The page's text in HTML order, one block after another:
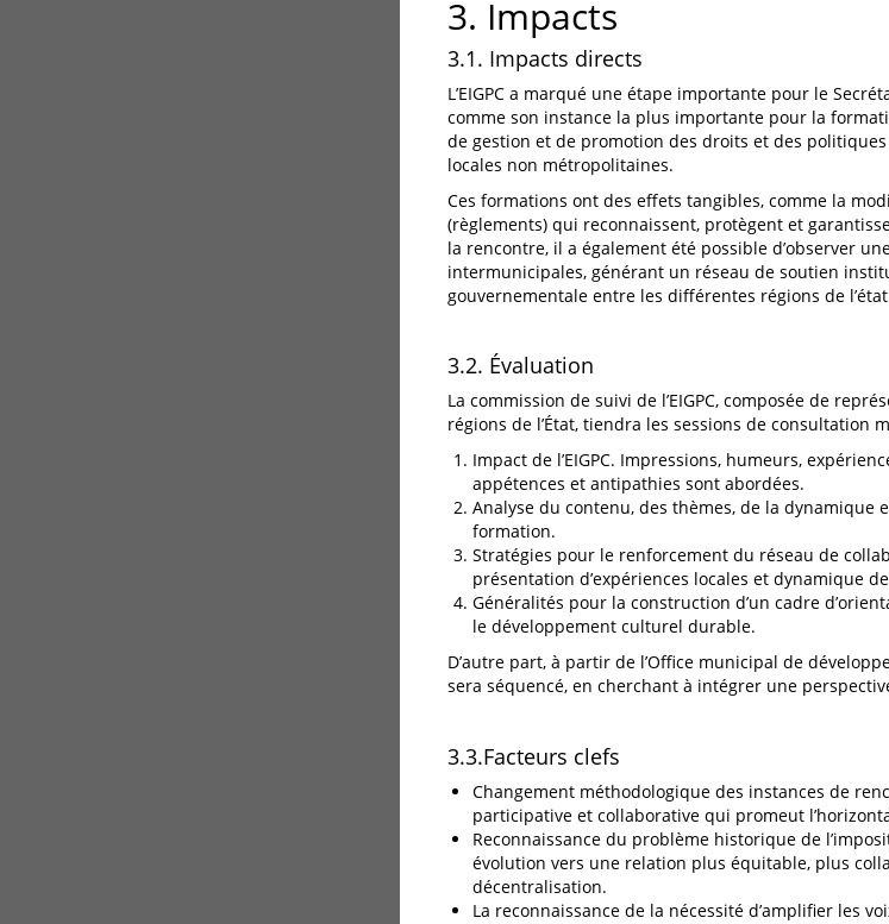
3. Impacts
3.1. Impacts directs
L’EIGPC a marqué une étape importante pour le
comme son instance la plus importante pour la
de gestion et de promotion des droits et des
locales non métropolitaines.
Ces formations ont des effets tangibles, comme la
(règlements) qui reconnaissent, protègent et
la rencontre, il a également été possible d’observer
intermunicipales, générant un réseau de soutien
gouvernementale entre les différentes régions de
3.2. Évaluation
La commission de suivi de l’EIGPC, composée de
régions de l’État, tiendra les sessions de consultation
Impact de l’EIGPC. Impressions, humeurs,
appétences et antipathies sont abordées.
Analyse du contenu, des thèmes, de la dynamique
formation.
Stratégies pour le renforcement du réseau de
présentation d’expériences locales et dynamique
Généralités pour la construction d’un cadre
le développement culturel durable.
D’autre part, à partir de l’Office municipal de
sera séquencé, en cherchant à intégrer une
3.3.Facteurs clefs
Changement méthodologique des instances de
participative et collaborative qui promeut
Reconnaissance du problème historique de
évolution vers une relation plus équitable, plus
décentralisation.
La reconnaissance de la nécessité d’amplifier les